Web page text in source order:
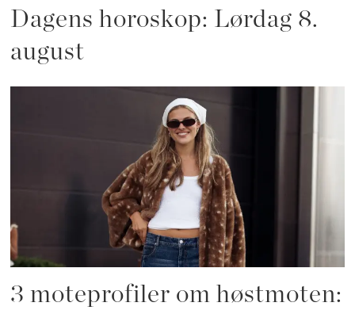
Dagens horoskop: Lørdag 8.
august
3 moteprofiler om høstmoten: